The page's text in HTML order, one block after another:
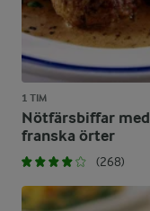
1 TIM
Nötfärsbiffar med
franska örter
(268)